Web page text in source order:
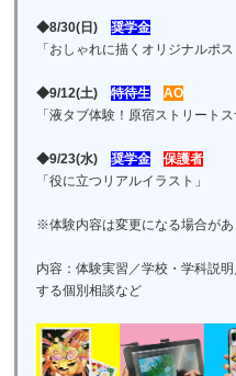
◆8/30(日)奨学金
「おしゃれに描くオリジナルポス
◆9/12(土)特待生
AO
「液タブ体験！原宿ストリートス
◆9/23(水)奨学金
保護者
「役に立つリアルイラスト」
※体験内容は変更になる場合があ
内容：体験実習／学校・学科説
する個別相談など